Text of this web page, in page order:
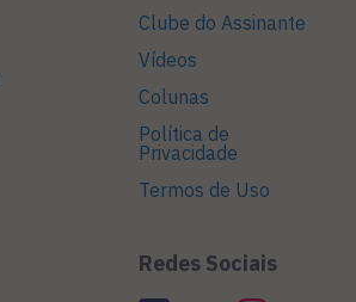
Clube do Assinante
Vídeos
Colunas
Política de
Privacidade
Termos de Uso
Redes Sociais